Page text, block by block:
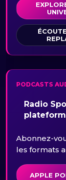
PODCASTS
Radio
Abonnez-
les formats
APPLE